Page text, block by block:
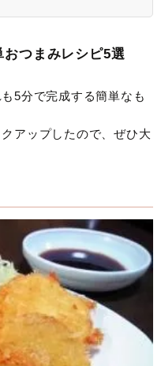
つまみレシピ5選
5分で完成する簡単なも
アップしたので、ぜひ大